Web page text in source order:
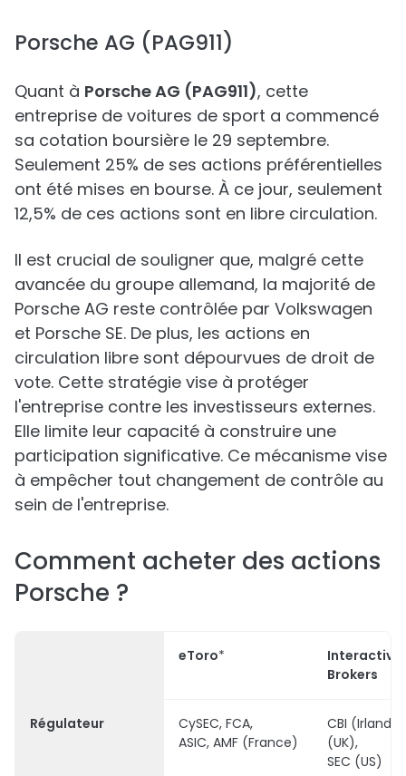
Porsche AG (PAG911)
Quant à Porsche AG (PAG911), cette
entreprise de voitures de sport a commencé
sa cotation boursière le 29 septembre.
Seulement 25% de ses actions préférentielles
ont été mises en bourse. À ce jour, seulement
12,5% de ces actions sont en libre circulation.
Il est crucial de souligner que, malgré cette
avancée du groupe allemand, la majorité de
Porsche AG reste contrôlée par Volkswagen
et Porsche SE. De plus, les actions en
circulation libre sont dépourvues de droit de
vote. Cette stratégie vise à protéger
l'entreprise contre les investisseurs externes.
Elle limite leur capacité à construire une
participation significative. Ce mécanisme vise
à empêcher tout changement de contrôle au
sein de l'entreprise.
Comment acheter des actions
Porsche ?
eToro*
Interactive
Brokers
Régulateur
CySEC, FCA,
ASIC, AMF (France)
CBI
(UK),
SEC (US)